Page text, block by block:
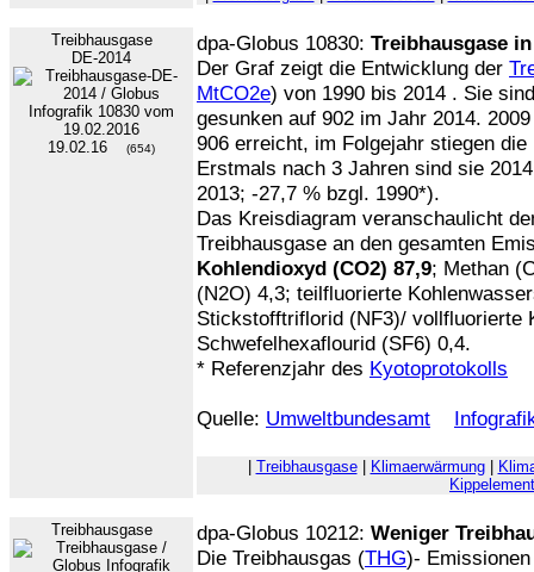
Treibhausgase
DE-2014
19.02.16 (654)
dpa-Globus 10830: Treibhausgase
Der Graf zeigt die Entwicklung der
MtCO2e) von 1990 bis 2014 . Sie
gesunken auf 902 im Jahr 2014.
906 erreicht, im Folgejahr stiegen
Erstmals nach 3 Jahren sind sie
2013; -27,7 % bzgl. 1990*).
Das Kreisdiagram veranschaulicht
Treibhausgase an den gesamten
Kohlendioxyd (CO2) 87,9; Methan
(N2O) 4,3; teilfluorierte
Stickstofftriflorid (NF3)/ vollfluorierte
Schwefelhexaflourid (SF6) 0,4.
* Referenzjahr des Kyotoprotokolls
Quelle: Umweltbundesamt
Treibhausgase| Klimaerwärmung|
Treibhausgase dpa-Globus 10212: Weniger
Die Treibhausgas (THG)-